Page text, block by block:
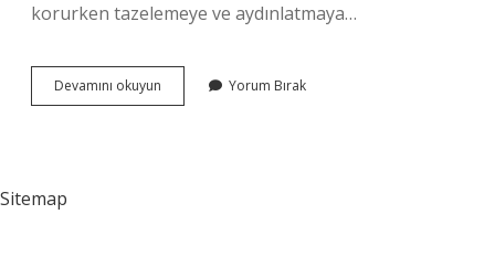
korurken tazelemeye ve aydınlatmaya…
Devamını okuyun
Minimize
Yorum Bırak
Sitemap